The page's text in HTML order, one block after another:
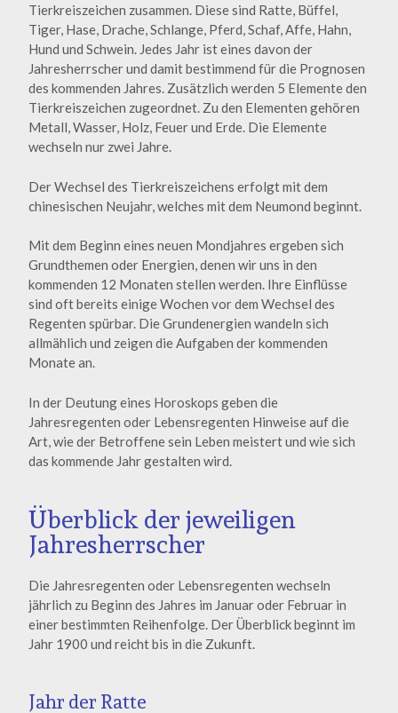
Tierkreiszeichen zusammen. Diese sind Ratte, Büffel,
Tiger, Hase, Drache, Schlange, Pferd, Schaf, Affe, Hahn,
Hund und Schwein. Jedes Jahr ist eines davon der
Jahresherrscher und damit bestimmend für die Prognosen
des kommenden Jahres. Zusätzlich werden 5 Elemente den
Tierkreiszeichen zugeordnet. Zu den Elementen gehören
Metall, Wasser, Holz, Feuer und Erde. Die Elemente
wechseln nur zwei Jahre.
Der Wechsel des Tierkreiszeichens erfolgt mit dem
chinesischen Neujahr, welches mit dem Neumond beginnt.
Mit dem Beginn eines neuen Mondjahres ergeben sich
Grundthemen oder Energien, denen wir uns in den
kommenden 12 Monaten stellen werden. Ihre Einflüsse
sind oft bereits einige Wochen vor dem Wechsel des
Regenten spürbar. Die Grundenergien wandeln sich
allmählich und zeigen die Aufgaben der kommenden
Monate an.
In der Deutung eines Horoskops geben die
Jahresregenten oder Lebensregenten Hinweise auf die
Art, wie der Betroffene sein Leben meistert und wie sich
das kommende Jahr gestalten wird.
Überblick der jeweiligen
Jahresherrscher
Die Jahresregenten oder Lebensregenten wechseln
jährlich zu Beginn des Jahres im Januar oder Februar in
einer bestimmten Reihenfolge. Der Überblick beginnt im
Jahr 1900 und reicht bis in die Zukunft.
Jahr der Ratte